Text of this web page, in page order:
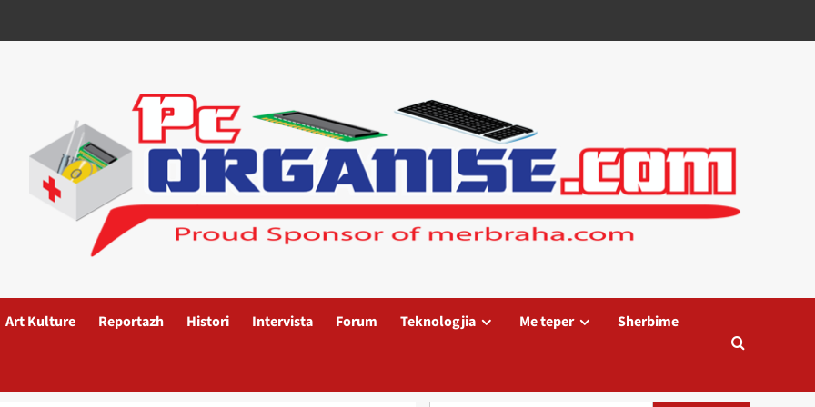
Art Kulture Reportazh Histori Intervista Forum Teknologjia Me teper Sherbime